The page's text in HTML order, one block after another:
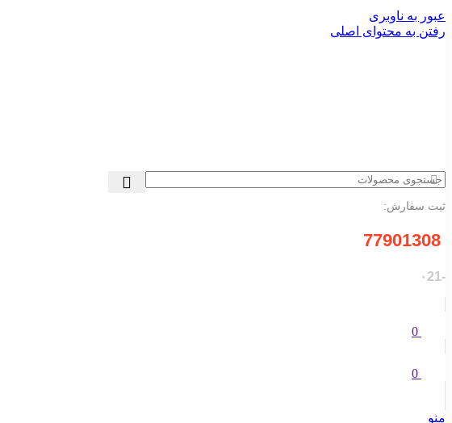
عبور به ناوبری
رفتن به محتوای اصلی
ثبت سفارش:
77901308
-۰21
0
0
منو